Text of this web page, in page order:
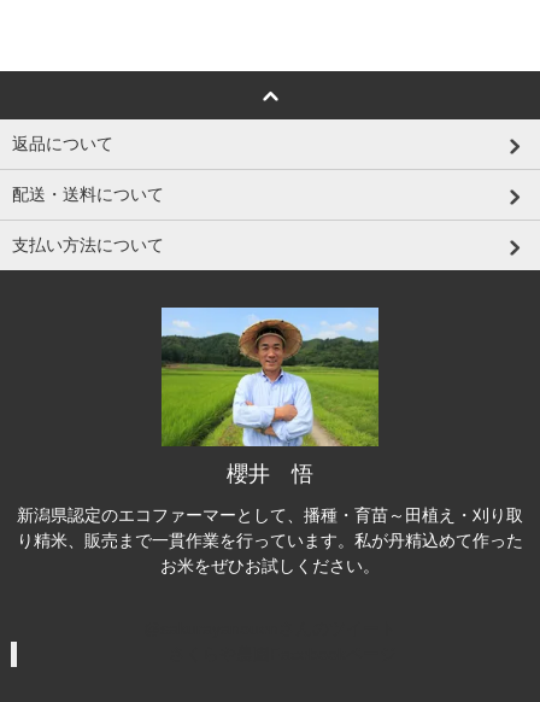
返品について
配送・送料について
支払い方法について
櫻井 悟
新潟県認定のエコファーマーとして、播種・育苗～田植え・刈り取
り精米、販売まで一貫作業を行っています。私が丹精込めて作った
お米をぜひお試しください。